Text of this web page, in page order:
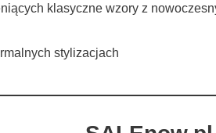
klasyczne wzory z
stylizacjach